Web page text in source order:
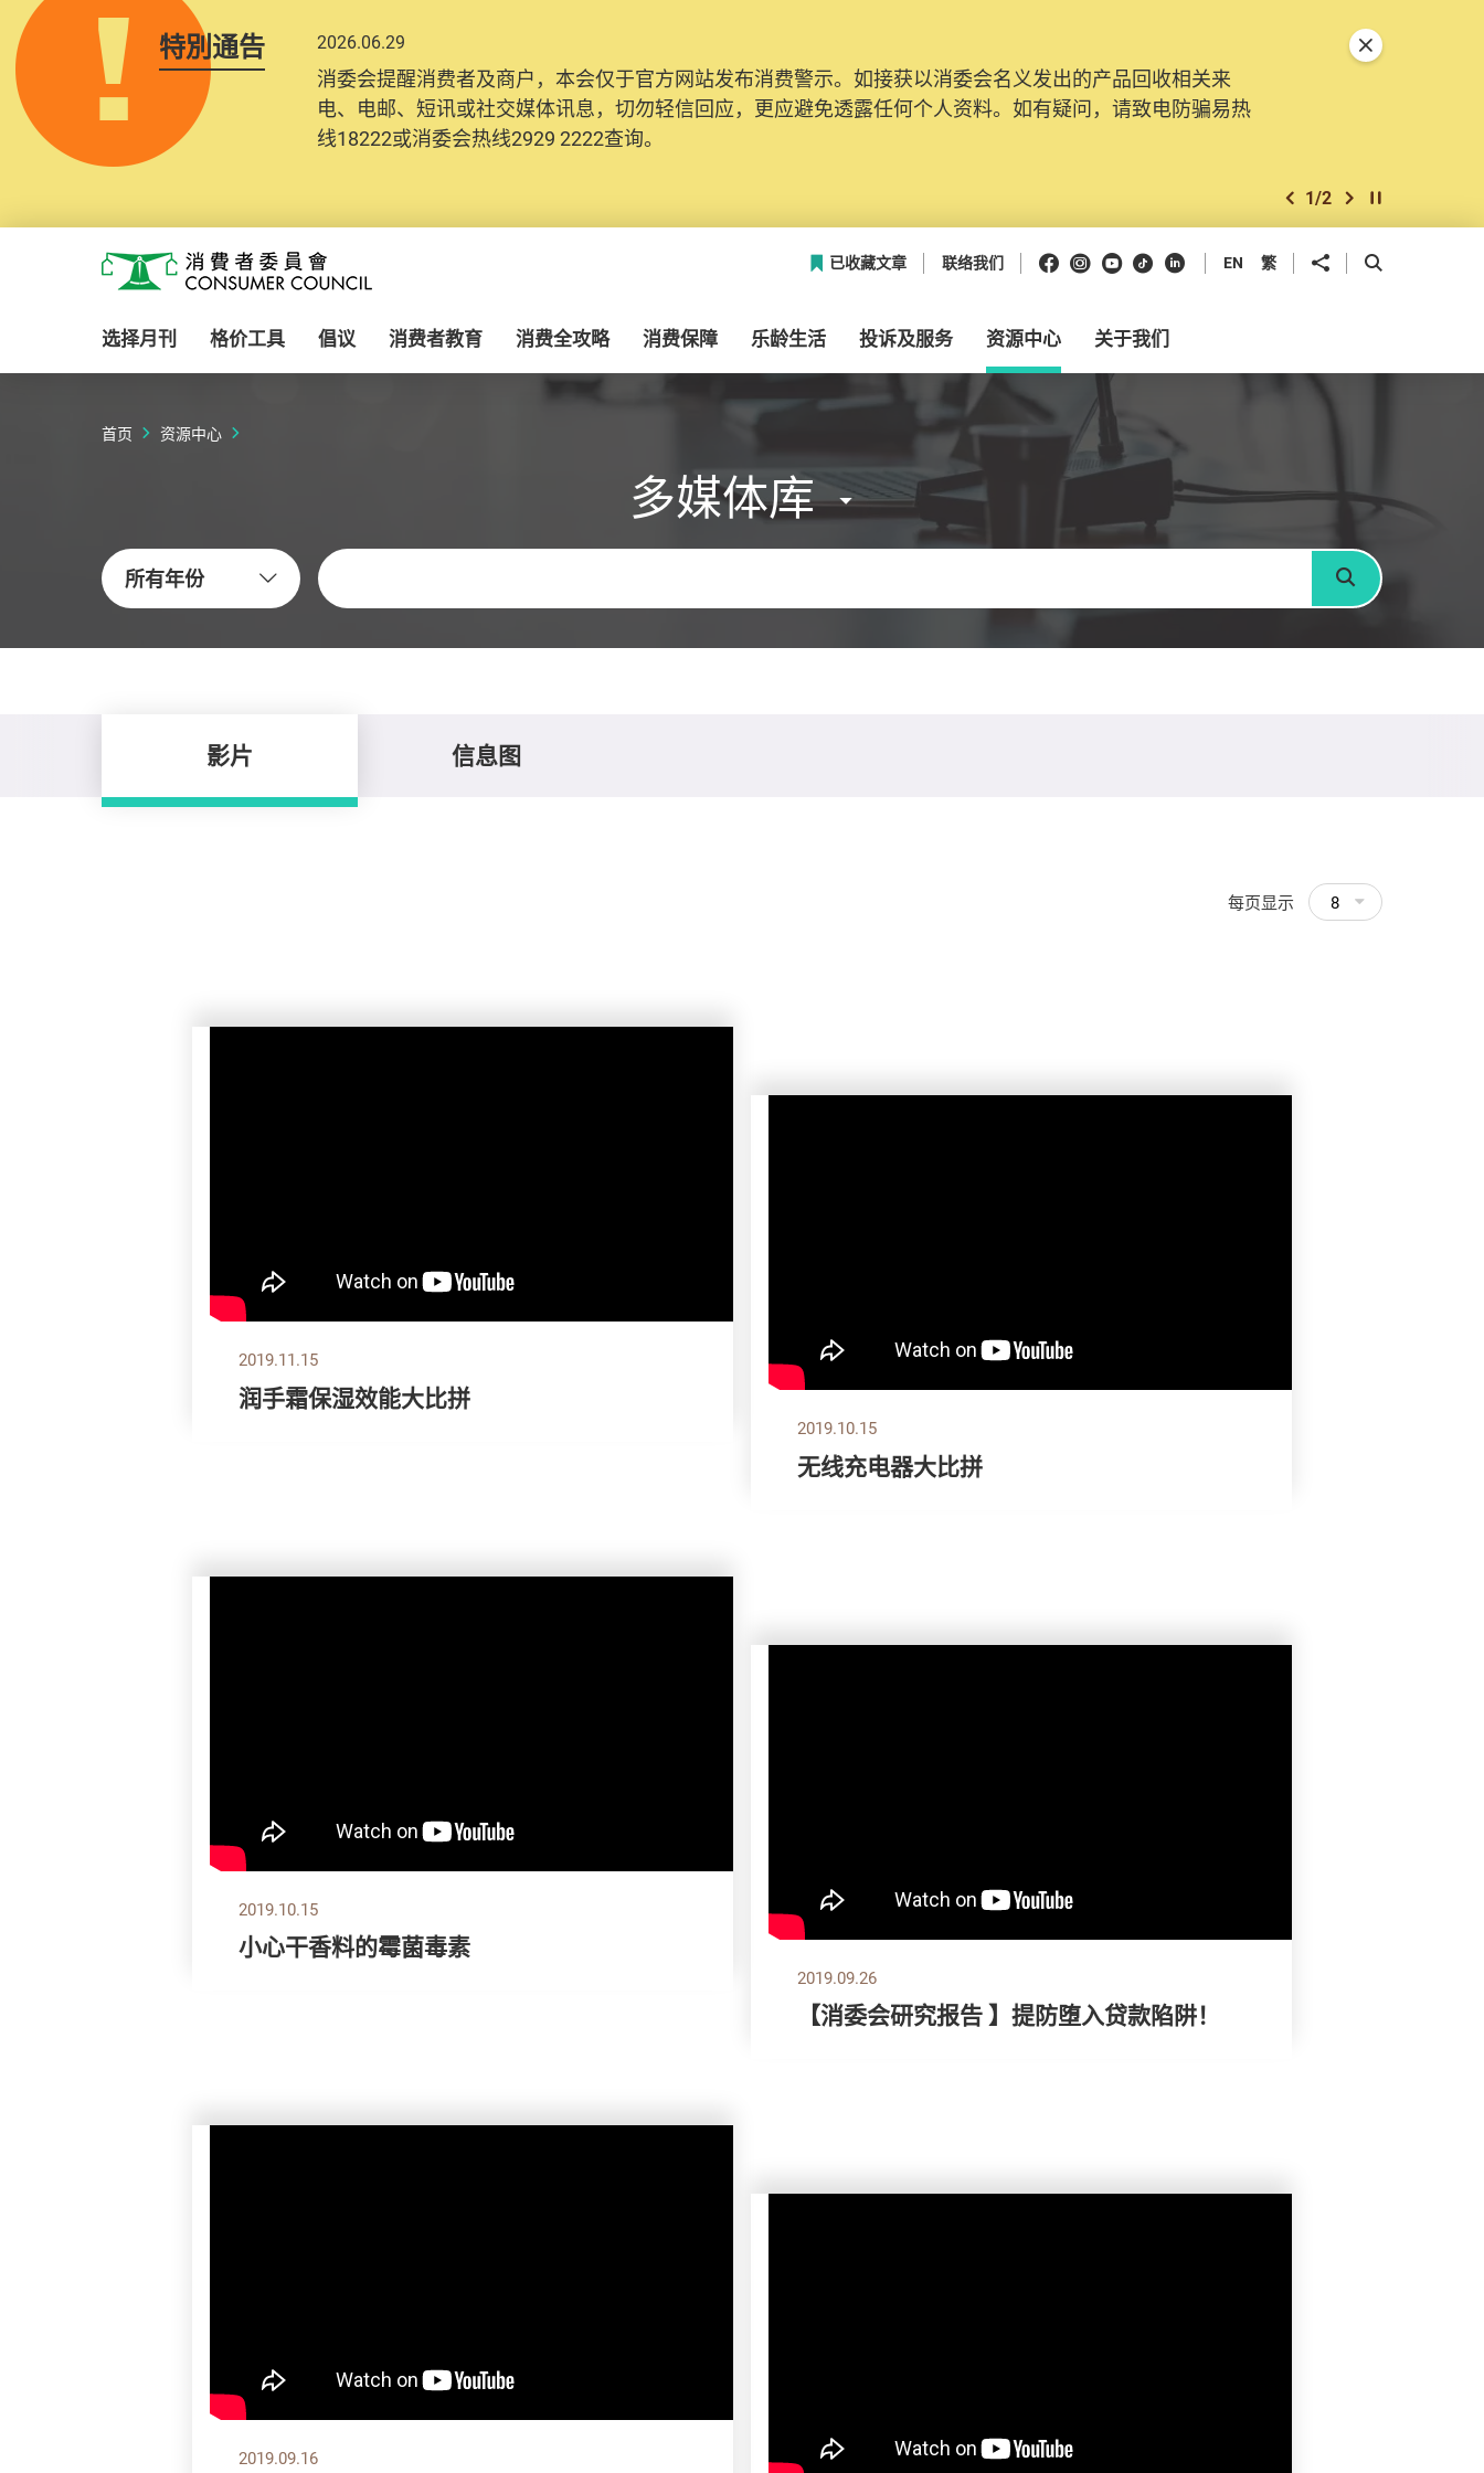
特別通告 2026.06.29
消委会提醒消费者及商户，本会仅于官方网站发布消费警示。如接获以消委会名义发出的产品回收相关来
电、电邮、短讯或社交媒体讯息，切勿轻信回应，更应避免透露任何个人资料。如有疑问，请致电防骗易热
线18222或消委会热线2929 2222查询。
2025.10.31
为提升使用者体验及网络安全，本会的投诉处理系统已经进行升级及推出新功能。由2025年11月10日起，
消费者需要提供基本联络资料（包括姓名、电邮及电话）注册帐户，才可提交投诉、查询及建议。所有提交
纪录将清晰整合于帐户中，方便日后作出跟进。
上一个
2/2 下一个开始/暂停幻灯
关闭特別通告
消费者委员会
已收藏文章 联络我们 Facebook
Instagram
Youtube
抖音领英 EN 繁 分享到 开启搜寻框
选择月刊 格价工具 倡议 消费者教育 消费全攻略 消费保障 乐龄生活 投诉及服务 资源中心 关于我们
首页 资源中心
多媒体库
所有年份
关键字
搜寻
影片 信息图
每页显示 8
2019.11.15
润手霜保湿效能大比拼
2019.10.15
无线充电器大比拼
2019.10.15
小心干香料的霉菌毒素
2019.09.26
【消委会研究报告 】提防堕入贷款陷阱！
2019.09.16